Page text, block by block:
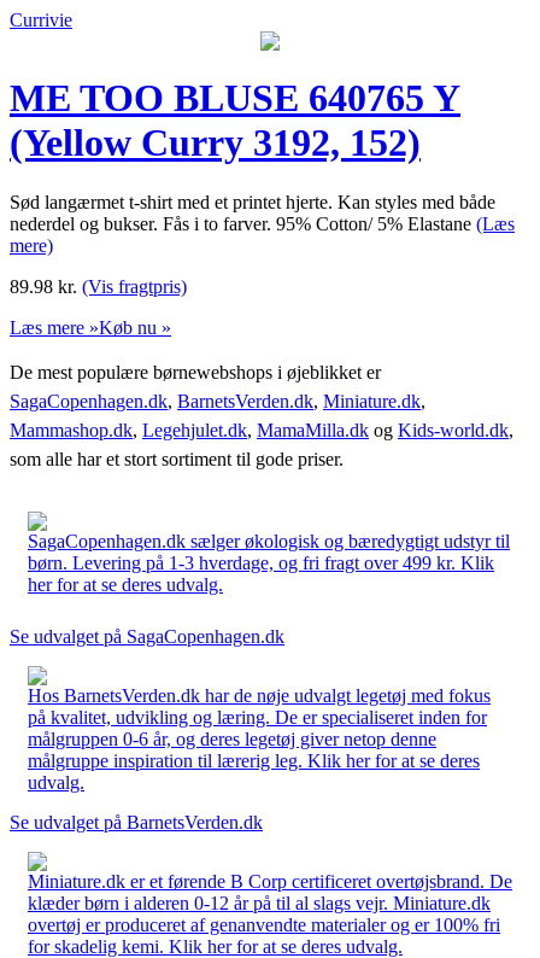
Currivie
ME TOO BLUSE 640765 Y
(Yellow Curry 3192, 152)
Sød langærmet t-shirt med et printet hjerte. Kan styles med både
nederdel og bukser. Fås i to farver. 95% Cotton/ 5% Elastane (Læs
mere)
89.98 kr. (Vis fragtpris)
Læs mere »Køb nu »
De mest populære børnewebshops i øjeblikket er
SagaCopenhagen.dk, BarnetsVerden.dk, Miniature.dk,
Mammashop.dk, Legehjulet.dk, MamaMilla.dk og Kids-world.dk,
som alle har et stort sortiment til gode priser.
SagaCopenhagen.dk sælger økologisk og bæredygtigt udstyr til
børn. Levering på 1-3 hverdage, og fri fragt over 499 kr. Klik
her for at se deres udvalg.
Se udvalget på SagaCopenhagen.dk
Hos BarnetsVerden.dk har de nøje udvalgt legetøj med fokus
på kvalitet, udvikling og læring. De er specialiseret inden for
målgruppen 0-6 år, og deres legetøj giver netop denne
målgruppe inspiration til lærerig leg. Klik her for at se deres
udvalg.
Se udvalget på BarnetsVerden.dk
Miniature.dk er et førende B Corp certificeret overtøjsbrand. De
klæder børn i alderen 0-12 år på til al slags vejr. Miniature.dk
overtøj er produceret af genanvendte materialer og er 100% fri
for skadelig kemi. Klik her for at se deres udvalg.